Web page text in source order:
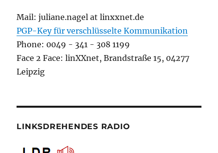
Mail: juliane.nagel at linxxnet.de
PGP-Key für verschlüsselte Kommunikation
Phone: 0049 - 341 - 308 1199
Face 2 Face: linXXnet, Brandstraße 15, 04277
Leipzig
LINKSDREHENDES RADIO